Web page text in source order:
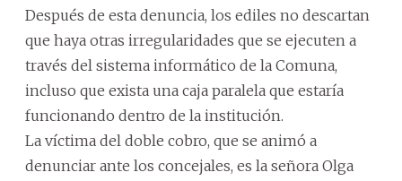
Después de esta denuncia, los ediles no descartan
que haya otras irregularidades que se ejecuten a
través del sistema informático de la Comuna,
incluso que exista una caja paralela que estaría
funcionando dentro de la institución.
La víctima del doble cobro, que se animó a
denunciar ante los concejales, es la señora Olga